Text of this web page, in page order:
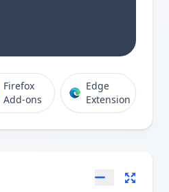
Firefox
Add-ons
Edge
Extension